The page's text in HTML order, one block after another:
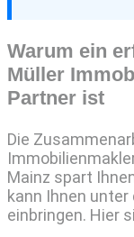
Warum ein
Müller
Partner ist
Die
Mainz spart
kann Ihnen
einbringen. Hier